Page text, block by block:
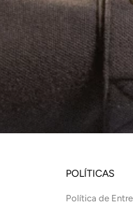
POLÍTICAS
Política de